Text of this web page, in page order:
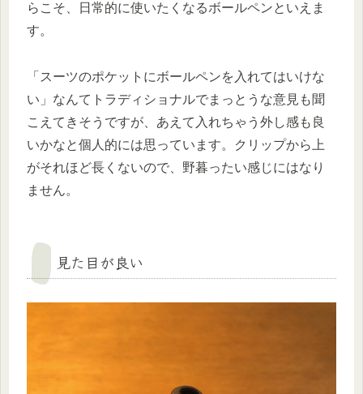
らこそ、日常的に使いたくなるボールペンといえま
す。
「スーツのポケットにボールペンを入れてはいけな
い」なんてトラディショナルでまっとうな意見も聞
こえてきそうですが、あえて入れちゃう外し感も良
いかなと個人的には思っています。クリップから上
がそれほど長くないので、野暮ったい感じにはなり
ません。
見た目が良い